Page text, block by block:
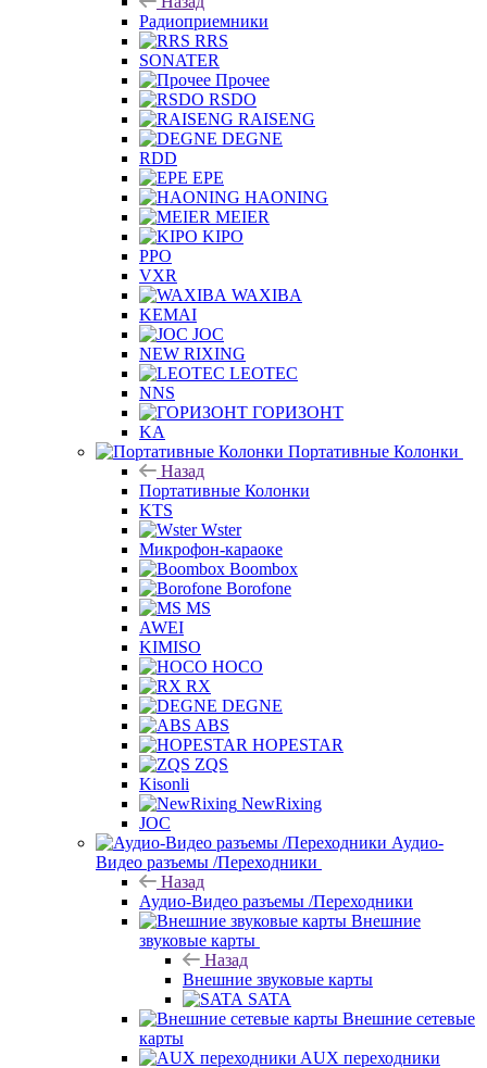
Радиоприемники
RRS
SONATER
Прочее
RSDO
RAISENG
DEGNE
RDD
EPE
HAONING
MEIER
KIPO
PPO
VXR
WAXIBA
KEMAI
JOC
NEW RIXING
LEOTEC
NNS
ГОРИЗОНТ
KA
Портативные Колонки
Назад
Портативные Колонки
KTS
Wster
Микрофон-караоке
Boombox
Borofone
MS
AWEI
KIMISO
HOCO
RX
DEGNE
ABS
HOPESTAR
ZQS
Kisonli
NewRixing
JOC
Аудио-
Видео разъемы /Переходники
Назад
Аудио-Видео разъемы /Переходники
Внешние
звуковые карты
Назад
Внешние звуковые карты
SATA
Внешние сетевые
карты
AUX переходники